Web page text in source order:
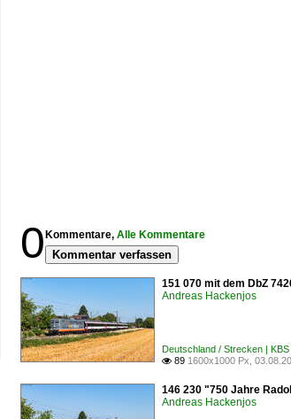
0 Kommentare, Alle Kommentare
Kommentar verfassen
151 070 mit dem DbZ
Andreas Hackenjos
Deutschland / Strecken |
 89 1600x1000 Px,
146 230 "750 Jahre
Andreas Hackenjos